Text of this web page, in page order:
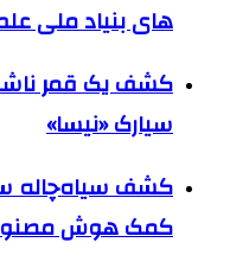
های بنیاد ملی
کشف یک قمر
سیارک «نیسا»
کشف سیاه‌چاله
کمک هوش